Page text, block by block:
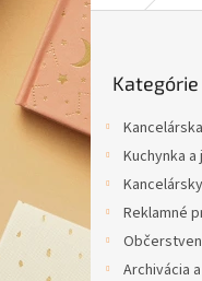
o
č
p
a
l
kategórie
Kategórie
Kuchynka a
Reklamné
Archivácia